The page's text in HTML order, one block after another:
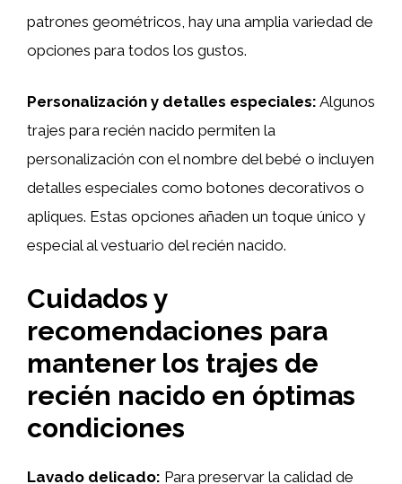
patrones geométricos, hay una amplia variedad de
opciones para todos los gustos.
Personalización y detalles especiales: Algunos
trajes para recién nacido permiten la
personalización con el nombre del bebé o incluyen
detalles especiales como botones decorativos o
apliques. Estas opciones añaden un toque único y
especial al vestuario del recién nacido.
Cuidados y
recomendaciones para
mantener los trajes de
recién nacido en óptimas
condiciones
Lavado delicado: Para preservar la calidad de